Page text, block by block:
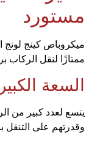
مستورد
ميكروباص كينج لونج
ممتازًا لنقل الركاب
السعة
يتسع لعدد كبير من
وقدرتهم على التنقل